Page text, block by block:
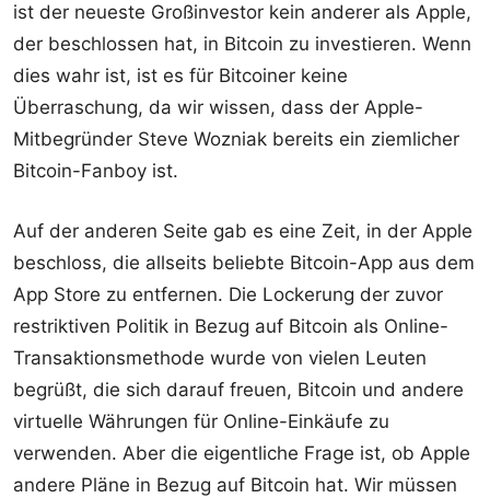
ist der neueste Großinvestor kein anderer als Apple,
der beschlossen hat, in Bitcoin zu investieren. Wenn
dies wahr ist, ist es für Bitcoiner keine
Überraschung, da wir wissen, dass der Apple-
Mitbegründer Steve Wozniak bereits ein ziemlicher
Bitcoin-Fanboy ist.
Auf der anderen Seite gab es eine Zeit, in der Apple
beschloss, die allseits beliebte Bitcoin-App aus dem
App Store zu entfernen. Die Lockerung der zuvor
restriktiven Politik in Bezug auf Bitcoin als Online-
Transaktionsmethode wurde von vielen Leuten
begrüßt, die sich darauf freuen, Bitcoin und andere
virtuelle Währungen für Online-Einkäufe zu
verwenden. Aber die eigentliche Frage ist, ob Apple
andere Pläne in Bezug auf Bitcoin hat. Wir müssen